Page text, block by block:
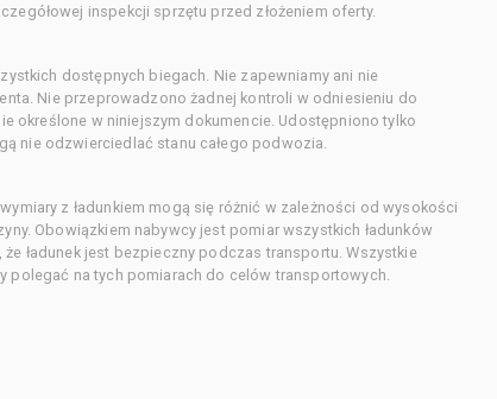
inspekcji sprzętu przed złożeniem oferty.
dostępnych biegach. Nie zapewniamy ani nie
Nie przeprowadzono żadnej kontroli w odniesieniu do
określone w niniejszym dokumencie. Udostępniono tylko
nie odzwierciedlać stanu całego podwozia.
z ładunkiem mogą się różnić w zależności od wysokości
Obowiązkiem nabywcy jest pomiar wszystkich ładunków
ładunek jest bezpieczny podczas transportu. Wszystkie
polegać na tych pomiarach do celów transportowych.